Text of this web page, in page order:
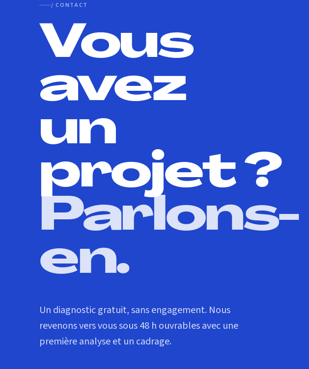
/ CONTACT
Vous
avez
un
projet ?
Parlons-
en.
Un diagnostic gratuit, sans engagement. Nous
revenons vers vous sous 48 h ouvrables avec une
première analyse et un cadrage.